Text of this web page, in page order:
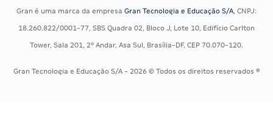
Concursos Saúde
Residência Multiprofissional
Gran é uma marca da empresa Gran Tecnologia e Educação S/A, CNPJ:
18.260.822/0001-77, SBS Quadra 02, Bloco J, Lote 10, Edifício Carlton
Tower, Sala 201, 2º Andar, Asa Sul, Brasília-DF, CEP 70.070-120.
Gran Tecnologia e Educação S/A - 2026 © Todos os direitos reservados ®